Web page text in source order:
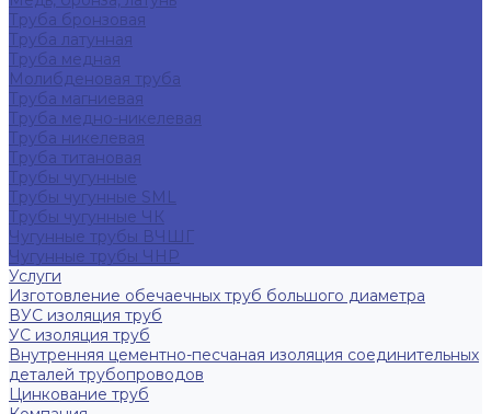
Труба бронзовая
Труба латунная
Труба медная
Молибденовая труба
Труба магниевая
Труба медно-никелевая
Труба никелевая
Труба титановая
Трубы чугунные
Трубы чугунные SML
Трубы чугунные ЧК
Чугунные трубы ВЧШГ
Чугунные трубы ЧНР
Услуги
Изготовление обечаечных труб большого диаметра
ВУС изоляция труб
УС изоляция труб
Внутренняя цементно-песчаная изоляция соединительных
деталей трубопроводов
Цинкование труб